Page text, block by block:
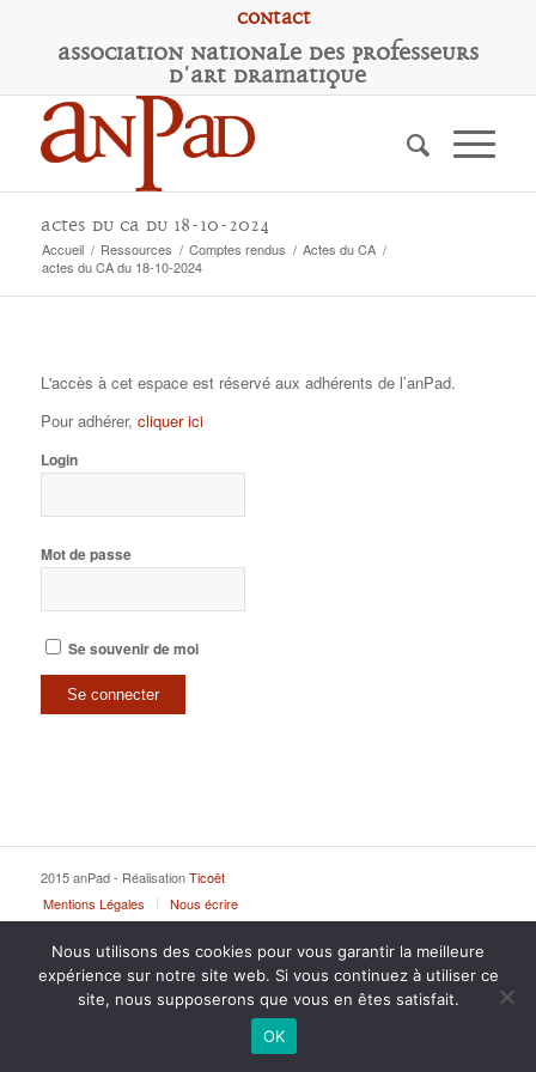
Contact
Association Nationale des Professeurs
d'Art Dramatique
actes du CA du 18-10-2024
Accueil / Ressources / Comptes rendus / Actes du CA /
actes du CA du 18-10-2024
L'accès à cet espace est réservé aux adhérents de l’anPad.
Pour adhérer, cliquer ici
Login
Mot de passe
Se souvenir de moi
2015 anPad - RéalisationTicoët
Mentions Légales
Nous écrire
Nous utilisons des cookies pour vous garantir la meilleure
expérience sur notre site web. Si vous continuez à utiliser ce
site, nous supposerons que vous en êtes satisfait.
OK